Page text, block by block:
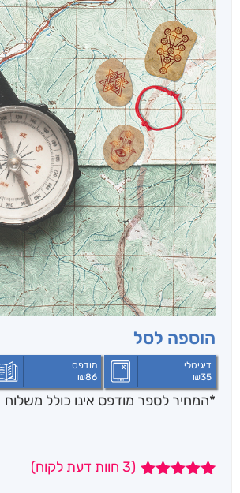
הוספה לסל
דיגיטלי
₪35
מודפס
₪86
*המחיר לספר מודפס אינו כולל משלוח
(
3 חוות דעת לקוח)